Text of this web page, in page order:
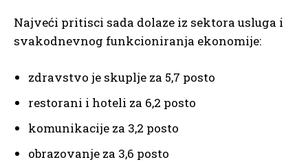
Najveći pritisci sada dolaze iz sektora usluga i
svakodnevnog funkcioniranja ekonomije:
zdravstvo je skuplje za 5,7 posto
restorani i hoteli za 6,2 posto
komunikacije za 3,2 posto
obrazovanje za 3,6 posto